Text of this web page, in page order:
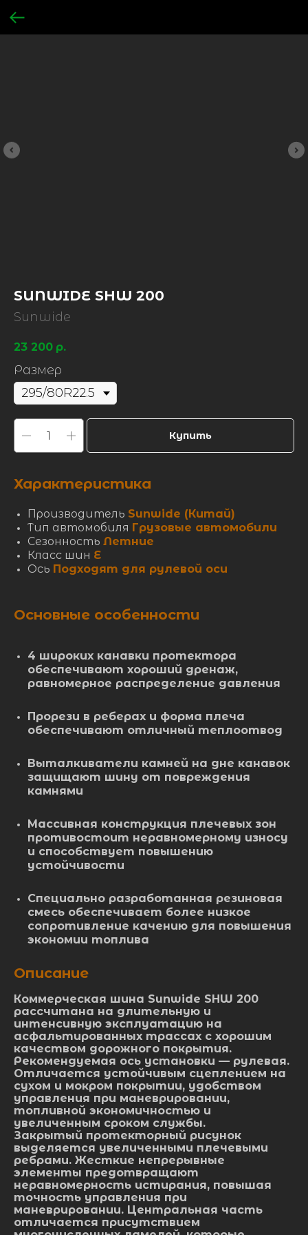
SUNWIDE SHW 200
Sunwide
23 200 р.
Размер
Купить
Характеристика
Производитель Sunwide (Китай)
Тип автомобиля Грузовые автомобили
Сезонность Летние
Класс шин E
Ось Подходят для рулевой оси
Основные особенности
4 широких канавки протектора
обеспечивают хороший дренаж,
равномерное распределение давления
Прорези в реберах и форма плеча
обеспечивают отличный теплоотвод
Выталкиватели камней на дне канавок
защищают шину от повреждения
камнями
Массивная конструкция плечевых зон
противостоит неравномерному износу
и способствует повышению
устойчивости
Специально разработанная резиновая
смесь обеспечивает более низкое
сопротивление качению для повышения
экономии топлива
Описание
Коммерческая шина Sunwide SHW 200
рассчитана на длительную и
интенсивную эксплуатацию на
асфальтированных трассах с хорошим
качеством дорожного покрытия.
Рекомендуемая ось установки — рулевая.
Отличается устойчивым сцеплением на
сухом и мокром покрытии, удобством
управления при маневрировании,
топливной экономичностью и
увеличенным сроком службы.
Закрытый протекторный рисунок
выделяется увеличенными плечевыми
ребрами. Жесткие непрерывные
элементы предотвращают
неравномерность истирания, повышая
точность управления при
маневрировании. Центральная часть
отличается присутствием